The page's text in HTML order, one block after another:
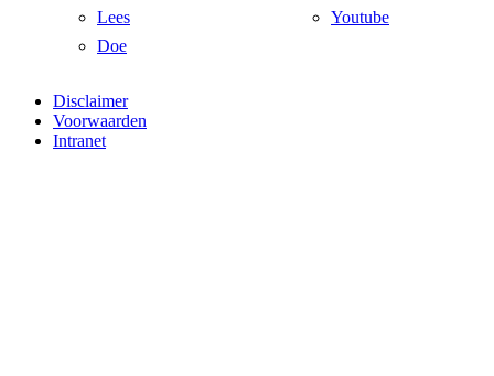
Lees
Doe
Youtube
Disclaimer
Voorwaarden
Intranet